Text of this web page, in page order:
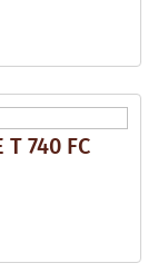
740 FC